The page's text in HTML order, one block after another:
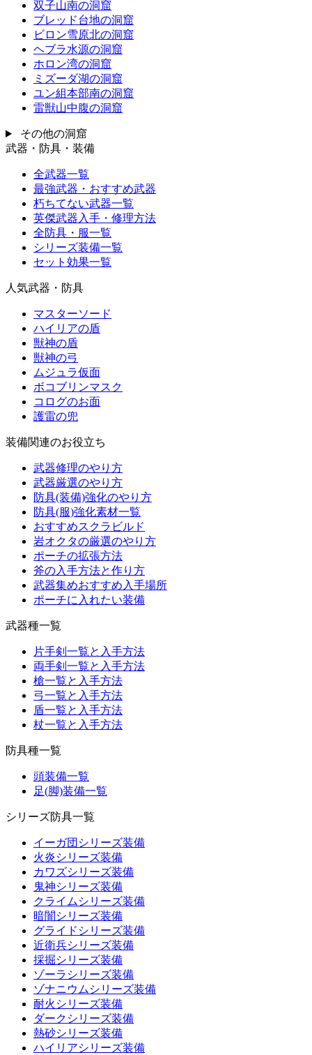
双子山南の洞窟
ブレッド台地の洞窟
ビロン雪原北の洞窟
ヘブラ水源の洞窟
ホロン湾の洞窟
ミズーダ湖の洞窟
ユン組本部南の洞窟
雷獣山中腹の洞窟
その他の洞窟
武器・防具・装備
全武器一覧
最強武器・おすすめ武器
朽ちてない武器一覧
英傑武器入手・修理方法
全防具・服一覧
シリーズ装備一覧
セット効果一覧
人気武器・防具
マスターソード
ハイリアの盾
獣神の盾
獣神の弓
ムジュラ仮面
ボコブリンマスク
コログのお面
護雷の兜
装備関連のお役立ち
武器修理のやり方
武器厳選のやり方
防具(装備)強化のやり方
防具(服)強化素材一覧
おすすめスクラビルド
岩オクタの厳選のやり方
ポーチの拡張方法
斧の入手方法と作り方
武器集めおすすめ入手場所
ポーチに入れたい装備
武器種一覧
片手剣一覧と入手方法
両手剣一覧と入手方法
槍一覧と入手方法
弓一覧と入手方法
盾一覧と入手方法
杖一覧と入手方法
防具種一覧
頭装備一覧
足(脚)装備一覧
シリーズ防具一覧
イーガ団シリーズ装備
火炎シリーズ装備
カワズシリーズ装備
鬼神シリーズ装備
クライムシリーズ装備
暗闇シリーズ装備
グライドシリーズ装備
近衛兵シリーズ装備
採掘シリーズ装備
ゾーラシリーズ装備
ゾナニウムシリーズ装備
耐火シリーズ装備
ダークシリーズ装備
熱砂シリーズ装備
ハイリアシリーズ装備